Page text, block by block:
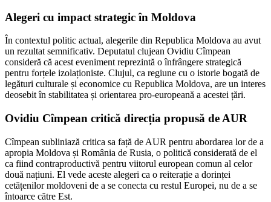
Alegeri cu impact strategic în Moldova
În contextul politic actual, alegerile din Republica Moldova au avut
un rezultat semnificativ. Deputatul clujean Ovidiu Cîmpean
consideră că acest eveniment reprezintă o înfrângere strategică
pentru forțele izolaționiste. Clujul, ca regiune cu o istorie bogată de
legături culturale și economice cu Republica Moldova, are un interes
deosebit în stabilitatea și orientarea pro-europeană a acestei țări.
Ovidiu Cîmpean critică direcția propusă de AUR
Cîmpean subliniază critica sa față de AUR pentru abordarea lor de a
apropia Moldova și România de Rusia, o politică considerată de el
ca fiind contraproductivă pentru viitorul european comun al celor
două națiuni. El vede aceste alegeri ca o reiterație a dorinței
cetățenilor moldoveni de a se conecta cu restul Europei, nu de a se
întoarce către Est.